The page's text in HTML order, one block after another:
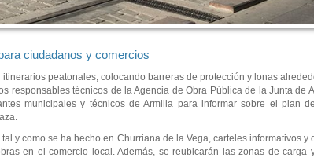
ciudadanos y comercios
peatonales, colocando barreras de protección y lonas
responsables técnicos de la Agencia de Obra Pública de la Junta de
municipales y técnicos de Armilla para informar sobre el plan
y como se ha hecho en Churriana de la Vega, carteles informativos y
en el comercio local. Además, se reubicarán las zonas de carga